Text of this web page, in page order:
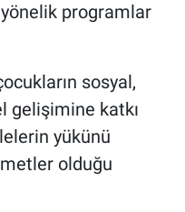
programlar
sosyal,
gelişimine katkı
yükünü
olduğu